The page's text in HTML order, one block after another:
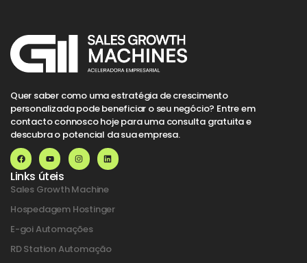
Quer saber como uma estratégia de crescimento
personalizada pode beneficiar o seu negócio? Entre em
contacto connosco hoje para uma consulta gratuita e
descubra o potencial da sua empresa.
Links úteis
Sales Growth Machine
Hospedagem Hostinger
E-goi Automações
RD Station Automação